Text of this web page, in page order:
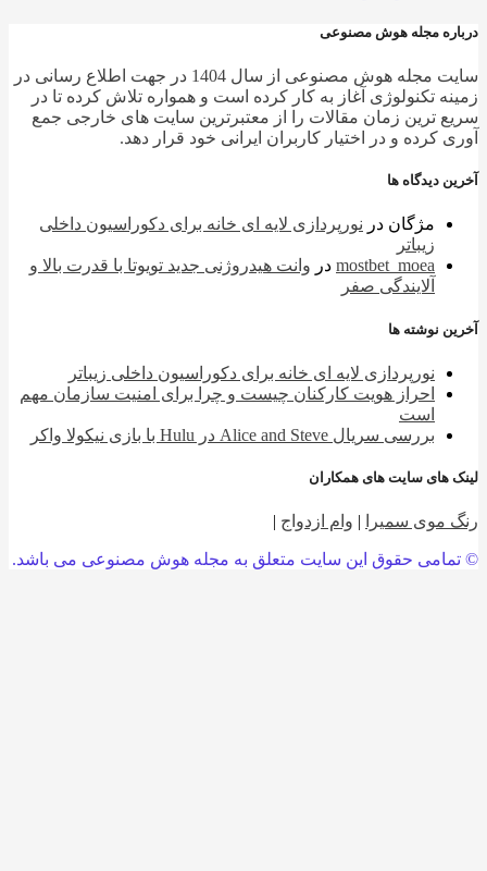
مجله هوش مصنوعی
سایت مجله هوش مصنوعی از سال 1404 در جهت اطلاع رسانی در
تکنولوژی آغاز به کار کرده است و همواره تلاش کرده تا در
ترین زمان مقالات را از معتبرترین سایت های خارجی جمع
کرده و در اختیار کاربران ایرانی خود قرار دهد.
دیدگاه ها
مژگاندرنورپردازی لایه ای خانه برای دکوراسیون داخلی
زیباتر
mostbet_moeaدروانت هیدروژنی جدید تویوتا با قدرت بالا و
آلایندگی صفر
نوشته ها
نورپردازی لایه ای خانه برای دکوراسیون داخلی زیباتر
احراز هویت کارکنان چیست و چرا برای امنیت سازمان مهم
بررسی سریال Alice and Steve در Hulu با بازی نیکولا واکر
های سایت های همکاران
موی سمیرا|وام ازدواج |
حقوق این سایت متعلق به مجله هوش مصنوعی می باشد.